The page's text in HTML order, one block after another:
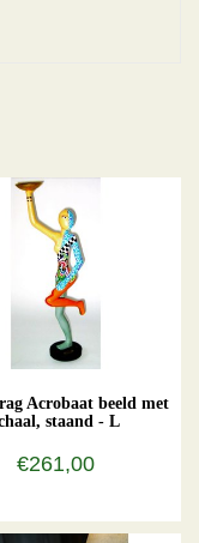
Acrobaat beeld met
staand - L
€261,00